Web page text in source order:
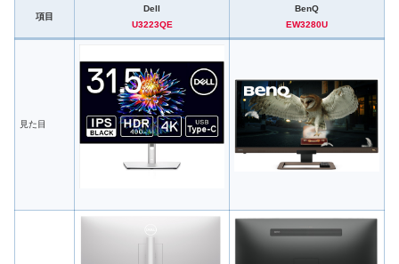
項目
Dell
U3223QE
BenQ
EW3280U
見た目